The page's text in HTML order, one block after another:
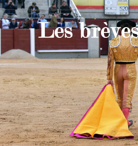
Istres, l’ouverture en
photos
19/06/2026